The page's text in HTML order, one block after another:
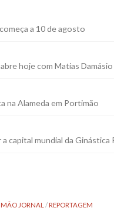
a 10 de agosto
hoje com Matias Damásio
na Alameda em Portimão
capital mundial da Ginástica
JORNAL /REPORTAGEM